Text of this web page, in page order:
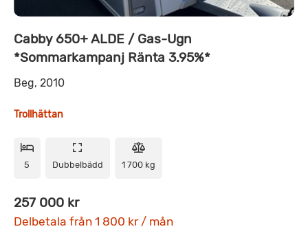
Cabby 650+ ALDE / Gas-Ugn
*Sommarkampanj Ränta 3.95%*
Beg, 2010
Trollhättan
5 Dubbelbädd 1 700 kg
257 000 kr
Delbetala från 1 800 kr / mån